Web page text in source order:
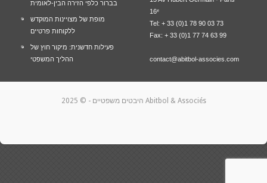
בברור כלפי הזירה הבין-לאומית
מופת של מצויינות המוקדש
ללקוחות פרטיים
פעילות חדשנית: מיקור חוץ של
ההליך המשפטי
16ᵉ
Tel: + 33 (0)1 78 90 03 73
Fax: + 33 (0)1 77 74 63 99
contact@abitbol-associes.com
היבטים משפטיים - © 2025 Abitbol & Associés